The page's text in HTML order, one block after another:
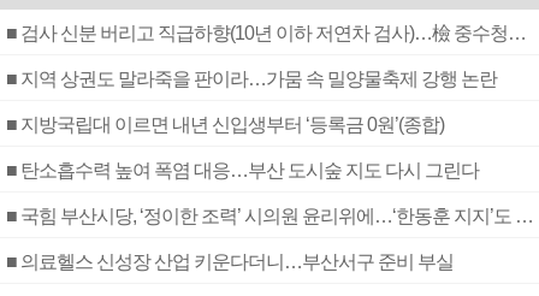
■ 검사 신분 버리고 직급하향(10년 이하 저연차 검사)…檢 중수청행 기피
■ 지역 상권도 말라죽을 판이라…가뭄 속 밀양물축제 강행 논란
■ 지방국립대 이르면 내년 신입생부터 ‘등록금 0원’(종합)
■ 탄소흡수력 높여 폭염 대응…부산 도시숲 지도 다시 그린다
■ 국힘 부산시당, ‘정이한 조력’ 시의원 윤리위에…‘한동훈 지지’도 신고접수
■ 의료헬스 신성장 산업 키운다더니…부산서구 준비 부실